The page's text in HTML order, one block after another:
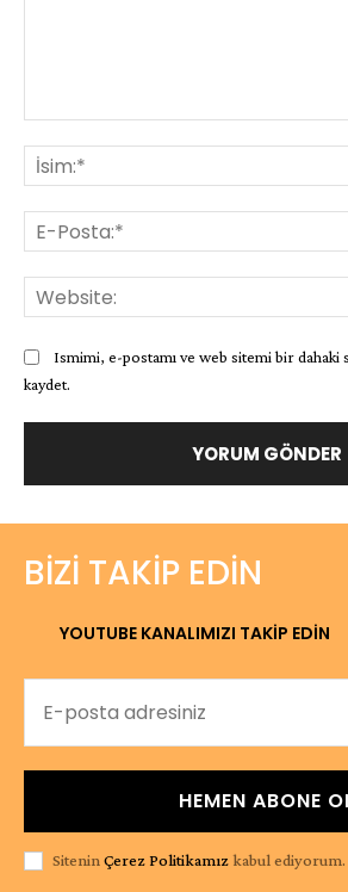
Ismimi, e-postamı ve web sitemi bir dahaki
kaydet.
BIZI TAKIP EDIN
YOUTUBE KANALIMIZI TAKİP EDİN
HEMEN ABONE
Sitenin Çerez Politikamızkabul ediyorum.